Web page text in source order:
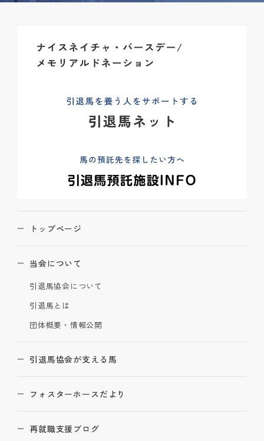
トップページ
当会について
引退馬協会について
引退馬とは
団体概要・情報公開
引退馬協会が支える馬
フォスターホースだより
再就職支援ブログ